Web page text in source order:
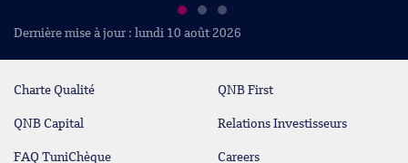
Dernière mise à jour : lundi 10 août 2026
Charte Qualité QNB First
QNB Capital Relations Investisseurs
FAQ TuniChèque Careers